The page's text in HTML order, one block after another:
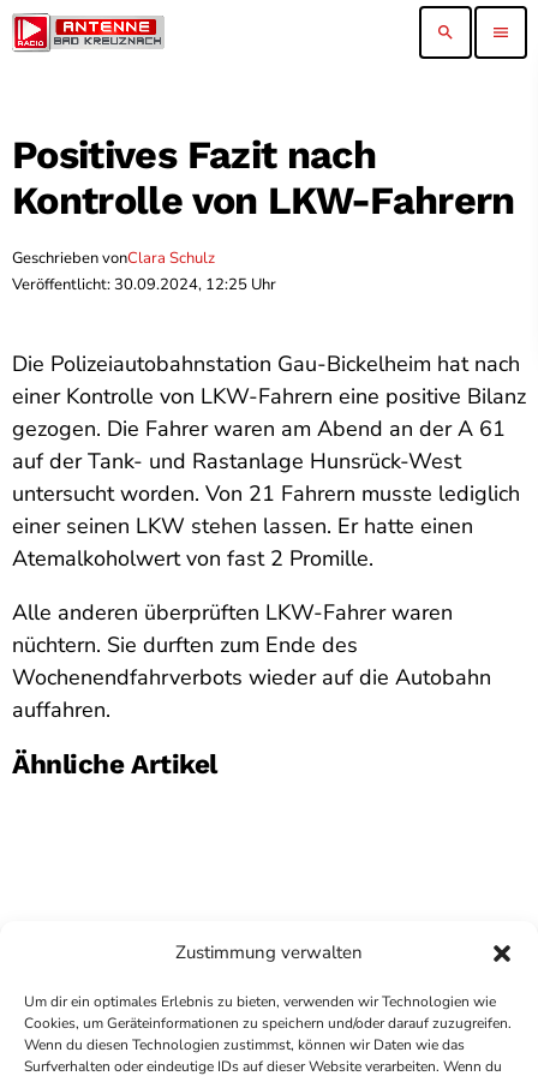
Zustimmung verwalten
Um dir ein optimales Erlebnis zu bieten, verwenden wir Technologien wie
Cookies, um Geräteinformationen zu speichern und/oder darauf zuzugreifen.
Wenn du diesen Technologien zustimmst, können wir Daten wie das
Surfverhalten oder eindeutige IDs auf dieser Website verarbeiten. Wenn du
search menu
Positives Fazit nach
Kontrolle von LKW-Fahrern
Geschrieben vonClara Schulz
Veröffentlicht: 30.09.2024, 12:25 Uhr
Die Polizeiautobahnstation Gau-Bickelheim hat nach
einer Kontrolle von LKW-Fahrern eine positive Bilanz
gezogen. Die Fahrer waren am Abend an der A 61
auf der Tank- und Rastanlage Hunsrück-West
untersucht worden. Von 21 Fahrern musste lediglich
einer seinen LKW stehen lassen. Er hatte einen
Atemalkoholwert von fast 2 Promille.
Alle anderen überprüften LKW-Fahrer waren
nüchtern. Sie durften zum Ende des
Wochenendfahrverbots wieder auf die Autobahn
auffahren.
Ähnliche Artikel